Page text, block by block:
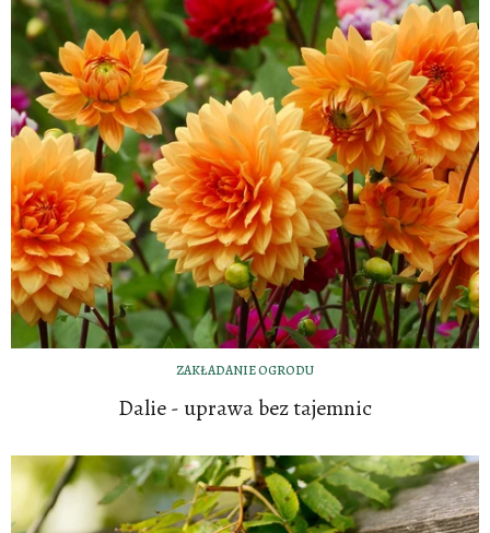
ZAKŁADANIE OGRODU
Dalie - uprawa bez tajemnic